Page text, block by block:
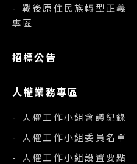
- 戰後原住民族轉型正義
專區
招標公告
人權業務專區
- 人權工作小組會議紀錄
- 人權工作小組委員名單
- 人權工作小組設置要點